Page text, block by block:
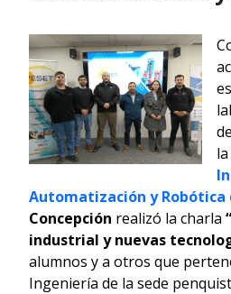
Automatización y Robótica
Concepción realizó la charla
industrial y nuevas
alumnos y a otros que
Ingeniería de la sede